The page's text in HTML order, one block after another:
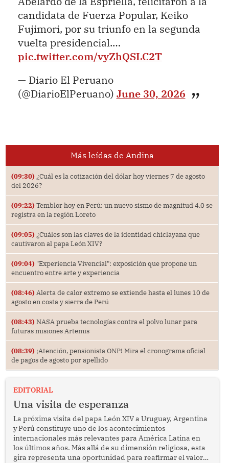
candidata de Fuerza Popular, Keiko
Fujimori, por su triunfo en la segunda
vuelta presidencial.…
pic.twitter.com/vyZhQSLC2T
— Diario El Peruano
(@DiarioElPeruano) June 30, 2026
Más leídas de Andina
(09:30) ¿Cuál es la cotización del dólar hoy viernes 7 de agosto
del 2026?
(09:22) Temblor hoy en Perú: un nuevo sismo de magnitud 4.0 se
registra en la región Loreto
(09:05) ¿Cuáles son las claves de la identidad chiclayana que
cautivaron al papa León XIV?
(09:04) "Experiencia Vivencial": exposición que propone un
encuentro entre arte y experiencia
(08:46) Alerta de calor extremo se extiende hasta el lunes 10 de
agosto en costa y sierra de Perú
(08:43) NASA prueba tecnologías contra el polvo lunar para
futuras misiones Artemis
(08:39) ¡Atención, pensionista ONP! Mira el cronograma oficial
de pagos de agosto por apellido
EDITORIAL
Una visita de esperanza
La próxima visita del papa León XIV a Uruguay, Argentina
y Perú constituye uno de los acontecimientos
internacionales más relevantes para América Latina en
los últimos años. Más allá de su dimensión religiosa, esta
gira representa una oportunidad para reafirmar el valor